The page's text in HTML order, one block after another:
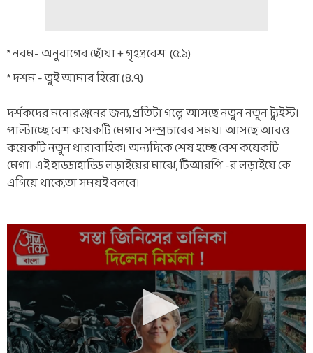
* নবম- অনুরাগের ছোঁয়া + গৃহপ্রবেশ (৫.১)
* দশম - তুই আমার হিরো (৪.৭)
দর্শকদের মনোরঞ্জনের জন্য, প্রতিটা গল্পে আসছে নতুন নতুন ট্যুইস্ট।
পাল্টাচ্ছে বেশ কয়েকটি মেগার সম্প্রচারের সময়। আসছে আরও
কয়েকটি নতুন ধারাবাহিক। অন্যদিকে শেষ হচ্ছে বেশ কয়েকটি
মেগা। এই হাড্ডাহাড্ডি লড়াইয়ের মাঝে, টিআরপি -র লড়াইয়ে কে
এগিয়ে থাকে,তা সময়ই বলবে।